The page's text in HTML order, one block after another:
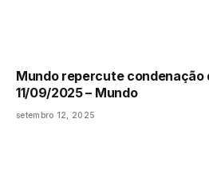
Mundo repercute condenação
11/09/2025 – Mundo
setembro 12, 2025